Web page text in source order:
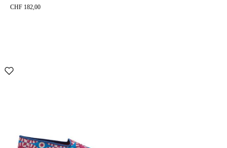
CHF 182,00